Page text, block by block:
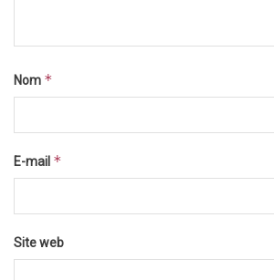
Nom *
E-mail *
Site web